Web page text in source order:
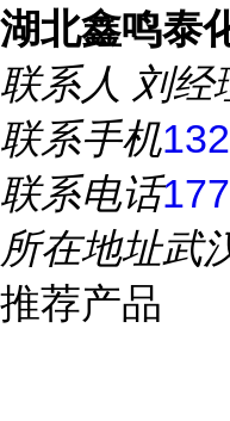
湖北鑫鸣泰
联系人 刘经
联系手机
联系电话
所在地址武
推荐产品